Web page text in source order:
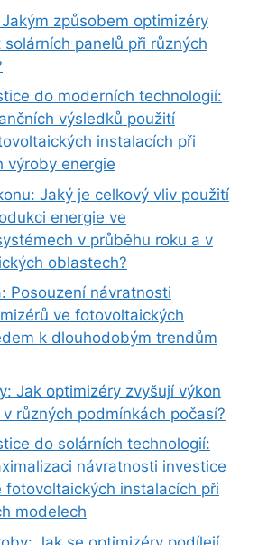
způsobem optimizéry
panelů při různých
do moderních technologií:
výsledků použití
instalacích při
výroby energie
Jaký je celkový vliv použití
energie ve
v průběhu roku a v
oblastech?
Posouzení návratnosti
ve fotovoltaických
k dlouhodobým trendům
Jak optimizéry zvyšují výkon
různých podmínkách počasí?
do solárních technologií:
návratnosti investice
fotovoltaických instalacích při
modelech